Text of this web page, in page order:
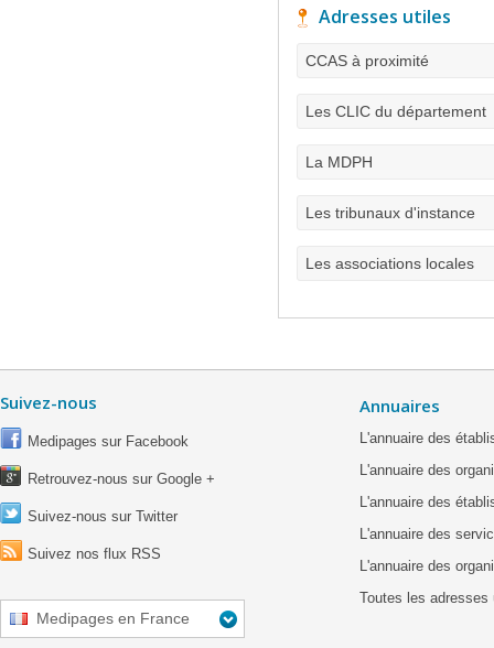
Adresses utiles
CCAS à proximité
Les CLIC du département
La MDPH
Les tribunaux d'instance
Les associations locales
Suivez-nous
Medipages sur Facebook
Retrouvez-nous sur Google +
Suivez-nous sur Twitter
Suivez nos flux RSS
Medipages en France
Annuaires
L'annuaire des
L'annuaire des
L'annuaire des
L'annuaire des
L'annuaire des
Toutes les adresses